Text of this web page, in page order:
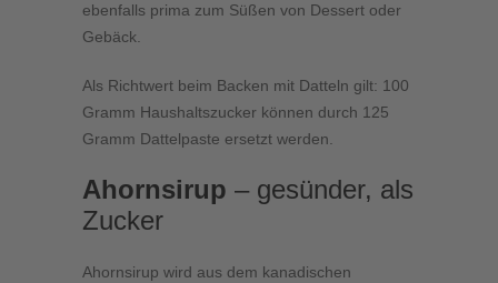
ebenfalls prima zum Süßen von Dessert oder
Gebäck.
Als Richtwert beim Backen mit Datteln gilt: 100
Gramm Haushaltszucker können durch 125
Gramm Dattelpaste ersetzt werden.
Ahornsirup – gesünder, als
Zucker
Ahornsirup wird aus dem kanadischen